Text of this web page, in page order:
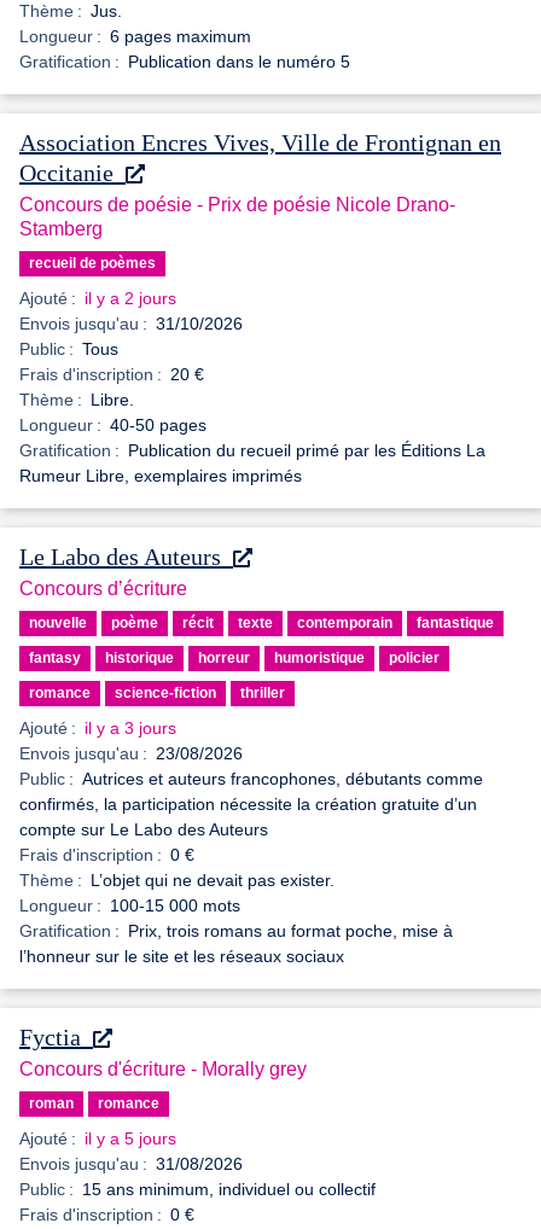
Thème : Jus.
Longueur : 6 pages maximum
Gratification : Publication dans le numéro 5
Association Encres Vives, Ville de Frontignan en
Occitanie
Concours de poésie - Prix de poésie Nicole Drano-
Stamberg
recueil de poèmes
Ajouté : il y a 2 jours
Envois jusqu'au : 31/10/2026
Public : Tous
Frais d'inscription : 20 €
Thème : Libre.
Longueur : 40-50 pages
Gratification : Publication du recueil primé par les Éditions La
Rumeur Libre, exemplaires imprimés
Le Labo des Auteurs
Concours d’écriture
nouvelle poème récit texte contemporain fantastique
fantasy historique horreur humoristique policier
romance science-fiction thriller
Ajouté : il y a 3 jours
Envois jusqu'au : 23/08/2026
Public : Autrices et auteurs francophones, débutants comme
confirmés, la participation nécessite la création gratuite d’un
compte sur Le Labo des Auteurs
Frais d'inscription : 0 €
Thème : L’objet qui ne devait pas exister.
Longueur : 100-15 000 mots
Gratification : Prix, trois romans au format poche, mise à
l’honneur sur le site et les réseaux sociaux
Fyctia
Concours d'écriture - Morally grey
roman romance
Ajouté : il y a 5 jours
Envois jusqu'au : 31/08/2026
Public : 15 ans minimum, individuel ou collectif
Frais d'inscription : 0 €